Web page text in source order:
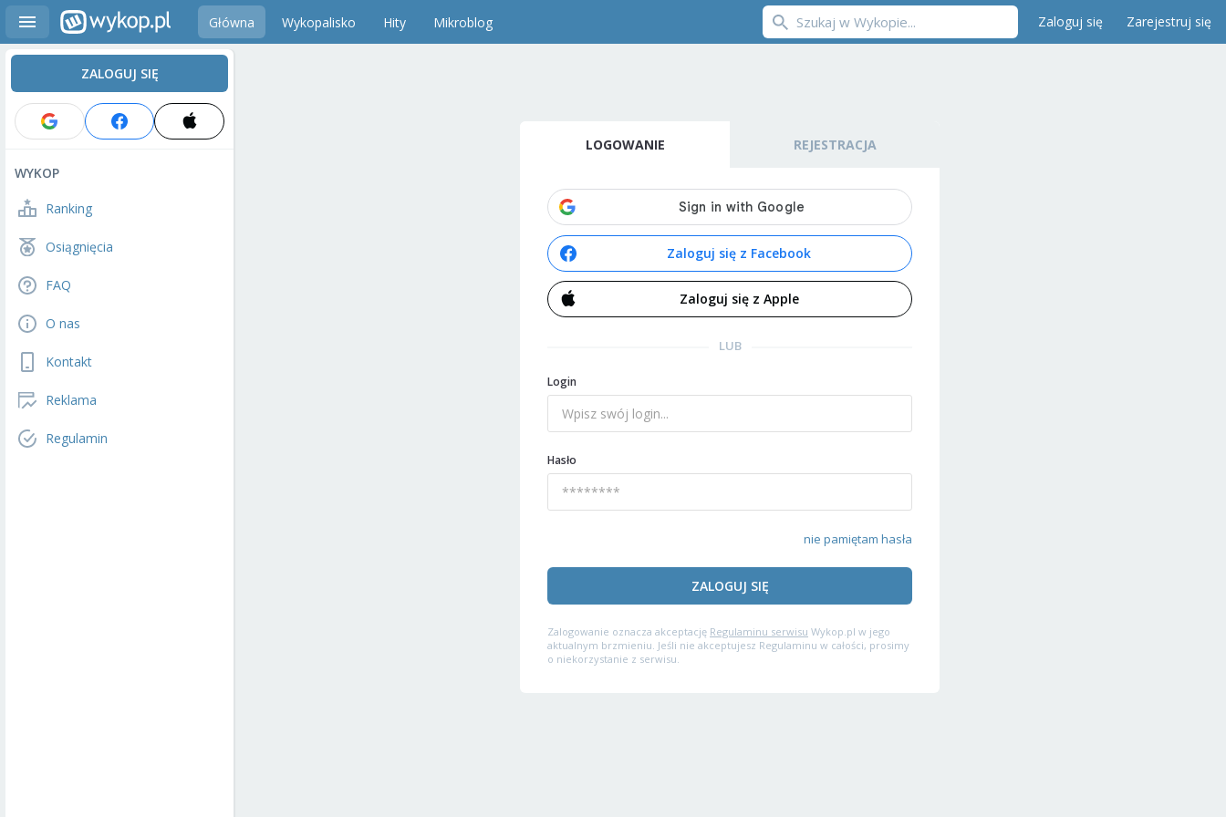
Główna Wykopalisko Hity Mikroblog Zaloguj się Zarejestruj się
ZALOGUJ SIĘ
WYKOP
Ranking
Osiągnięcia
FAQ
O nas
Kontakt
Reklama
Regulamin
LOGOWANIE REJESTRACJA
Zaloguj się z Facebook
Zaloguj się z Apple
LUB
Login
Hasło
nie pamiętam hasła
ZALOGUJ SIĘ
Zalogowanie oznacza akceptację Regulaminu serwisu Wykop.pl w jego
aktualnym brzmieniu. Jeśli nie akceptujesz Regulaminu w całości, prosimy
o niekorzystanie z serwisu.